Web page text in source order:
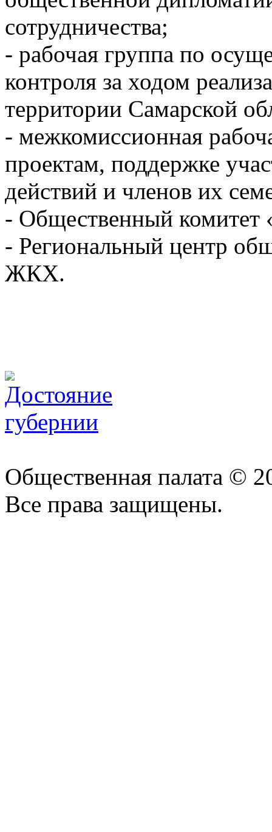
сотрудничества;
- рабочая группа по
контроля за ходом
территории Самарской
- межкомиссионная
проектам, поддержке
действий и членов их
- Общественный комитет
- Региональный центр
ЖКХ.
Общественная палата ©
Все права защищены.